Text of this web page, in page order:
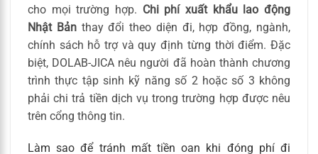
cho mọi trường hợp. Chi phí xuất khẩu lao động
Nhật Bảnthay đổi theo diện đi, hợp đồng, ngành,
chính sách hỗ trợ và quy định từng thời điểm. Đặc
biệt, DOLAB-JICA nêu người đã hoàn thành chương
trình thực tập sinh kỹ năng số 2 hoặc số 3 không
phải chi trả tiền dịch vụ trong trường hợp được nêu
trên cổng thông tin.
Làm sao để tránh mất tiền oan khi đóng phí đi